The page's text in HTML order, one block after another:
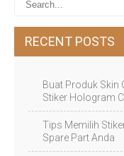
RECENT POSTS
Buat Produk Skin
Stiker Hologram
Tips Memilih
Spare Part Anda